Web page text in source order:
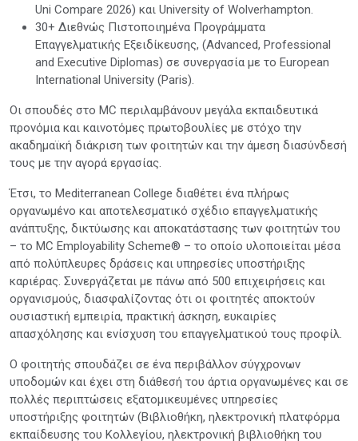
Uni Compare 2026) και University of Wolverhampton.
30+ Διεθνώς Πιστοποιημένα Προγράμματα
Επαγγελματικής Εξειδίκευσης, (Advanced, Professional
and Executive Diplomas) σε συνεργασία με το European
International University (Paris).
Οι σπουδές στο MC περιλαμβάνουν μεγάλα εκπαιδευτικά
προνόμια και καινοτόμες πρωτοβουλίες με στόχο την
ακαδημαϊκή διάκριση των φοιτητών και την άμεση διασύνδεσή
τους με την αγορά εργασίας.
Έτσι, το Mediterranean College διαθέτει ένα πλήρως
οργανωμένο και αποτελεσματικό σχέδιο επαγγελματικής
ανάπτυξης, δικτύωσης και αποκατάστασης των φοιτητών του
– το MC Employability Scheme® – το οποίο υλοποιείται μέσα
από πολύπλευρες δράσεις και υπηρεσίες υποστήριξης
καριέρας. Συνεργάζεται με πάνω από 500 επιχειρήσεις και
οργανισμούς, διασφαλίζοντας ότι οι φοιτητές αποκτούν
ουσιαστική εμπειρία, πρακτική άσκηση, ευκαιρίες
απασχόλησης και ενίσχυση του επαγγελματικού τους προφίλ.
Ο φοιτητής σπουδάζει σε ένα περιβάλλον σύγχρονων
υποδομών και έχει στη διάθεσή του άρτια οργανωμένες και σε
πολλές περιπτώσεις εξατομικευμένες υπηρεσίες
υποστήριξης φοιτητών (Βιβλιοθήκη, ηλεκτρονική πλατφόρμα
εκπαίδευσης του Κολλεγίου, ηλεκτρονική βιβλιοθήκη του